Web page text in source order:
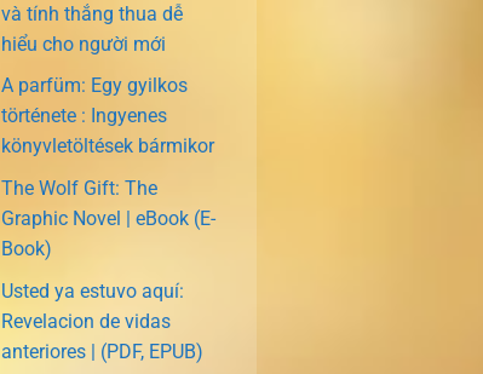
và tính thắng thua dễ
hiểu cho người mới
A parfüm: Egy gyilkos
története : Ingyenes
könyvletöltések bármikor
The Wolf Gift: The
Graphic Novel | eBook (E-
Book)
Usted ya estuvo aquí:
Revelacion de vidas
anteriores | (PDF, EPUB)